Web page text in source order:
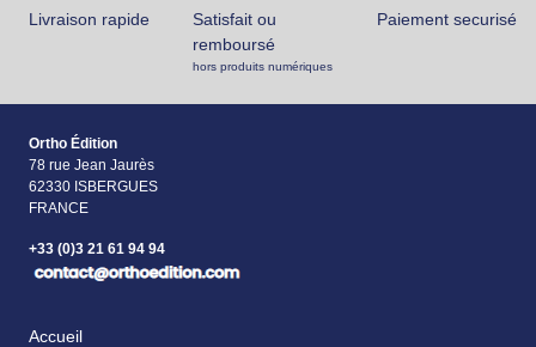
Livraison rapide
Satisfait ou
remboursé
hors produits numériques
Paiement securisé
Ortho Édition
78 rue Jean Jaurès
62330 ISBERGUES
FRANCE
+33 (0)3 21 61 94 94
Accueil